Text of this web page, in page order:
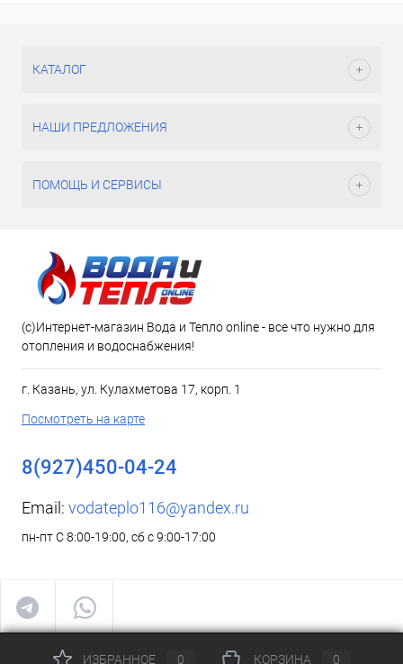
КАТАЛОГ
НАШИ ПРЕДЛОЖЕНИЯ
ПОМОЩЬ И СЕРВИСЫ
(c)Интернет-магазин Вода и Тепло online - все что нужно для
отопления и водоснабжения!
г. Казань, ул. Кулахметова 17, корп. 1
Посмотреть на карте
8(927)450-04-24
Email: vodateplo116@yandex.ru
пн-пт С 8:00-19:00, сб с 9:00-17:00
ИЗБРАННОЕ 0 КОРЗИНА 0